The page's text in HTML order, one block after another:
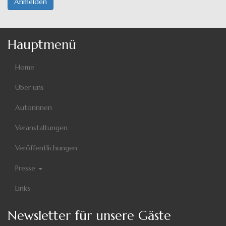
Hauptmenü
Home
Über uns
Autorinnen
Veranstaltungen
Veröffentlichungen
Presse
Links
Newsletter für unsere Gäste